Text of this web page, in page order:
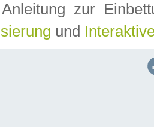
zur
und